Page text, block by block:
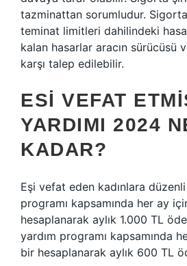
tazminattan sorumludur.
teminat limitleri dahilindeki
kalan hasarlar aracın sürücüsü
karşı talep edilebilir.
ESI VEFAT
YARDIMI 2024
KADAR?
Eşi vefat eden kadınlara
programı kapsamında her ay
hesaplanarak aylık 1.000 TL
yardım programı kapsamında
bir hesaplanarak aylık 600 TL